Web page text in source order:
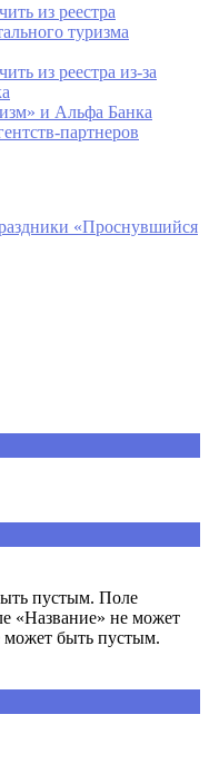
из реестра
туризма
из реестра из-за
и Альфа Банка
партнеров
«Проснувшийся
пустым. Поле
«Название» не может
быть пустым.